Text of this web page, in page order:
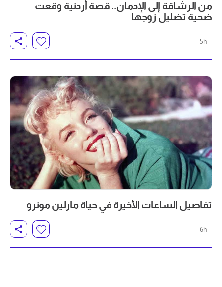
من الرشاقة إلى الإدمان.. قصة أردنية وقعت
ضحية تضليل زوجها
5h
تفاصيل الساعات الأخيرة في حياة مارلين مونرو
6h